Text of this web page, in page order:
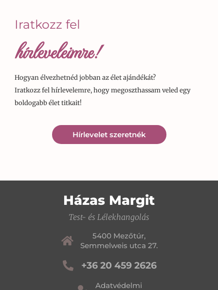
Iratkozz fel
hírleveleimre!
Hogyan élvezhetnéd jobban az élet ajándékát?
Iratkozz fel hírlevelemre, hogy megoszthassam veled egy
boldogabb élet titkait!
Hírlevelet szeretnék
Házas Margit
Test- és Lélekhangolás
5400 Mezőtúr,
Semmelweis utca 27.
+36 20 459 2626
Adatvédelmi